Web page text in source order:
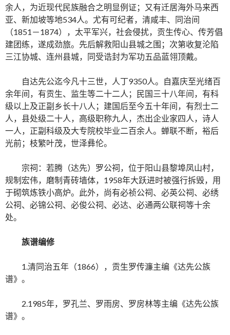
余人，为近现代民族融合之明显例证；又有迁居海外马来西
亚、新加坡等地534人。尤有可纪者，清咸丰、同治间
（1851－1874），太平军兴，社会侵扰，贡生传心、传芳倡
建团练，遂成劲旅。先后解救阳山县城之围；次第收复沦陷
三江协城、连州县城，同受诰封为军功五品蓝翎顶戴。
自达先公迄今凡十三世，人丁9350人。自嘉庆至光绪百
余年间，有贡生、监生等二十二人；民国三十八年间，有科
级以上及正副乡长十八人；建国后至今五十年间，有烈士二
人，县处级二十人，高级职称九人，杰出企业家四人，诗人
一人，正副科级及大专院校毕业二百余人。蝉联不断，裕后
光前；枝繁叶茂，世泽彝伦。
宗祠：若腾（达先）罗公祠，位于阳山县黎埠凤山村，
规制宏伟，磨制青砖墙体，1958年大跃进时被强行拆毁，用
于砌筑炼铁小高炉。此外，尚有必祯公祠、必英公祠、必绣
公祠、必锦公祠、必俊公祠、必达、必通两公联祠等十余
处。
族谱编修
1.清同治五年（1866），贡生罗传濂主编《达先公族
谱》。
2.1985年，罗孔兰、罗雨房、罗房林等主编《达先公族
谱》。